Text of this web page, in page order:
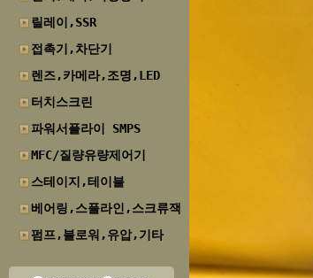
릴레이,SSR
접촉기,차단기
렌즈,카메라,조명,LED
터치스크린
파워서플라이 SMPS
MFC/질량유량제어기
스테이지,테이블
베어링,스플라인,스크류잭
펌프,블로워,유압,기타